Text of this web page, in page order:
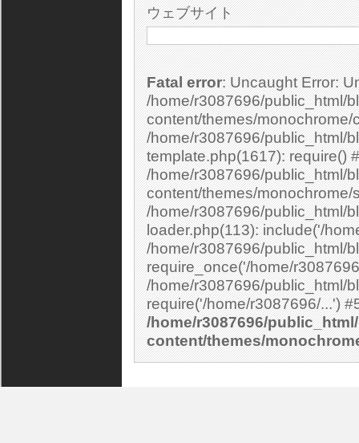
ウェブサイト
Fatal error: Uncaught Error: Undefined constant "cs_print_smilies" in
/home/r3087696/public_html/
content/themes/
/home/r3087696/public_html/
template.php(1617): require()
/home/r3087696/public_html/
content/themes/
/home/r3087696/public_html/
loader.php(113): include('/
/home/r3087696/public_html/
require_once('/home/
/home/r3087696/public_html/
/home/r3087696/
content/themes/